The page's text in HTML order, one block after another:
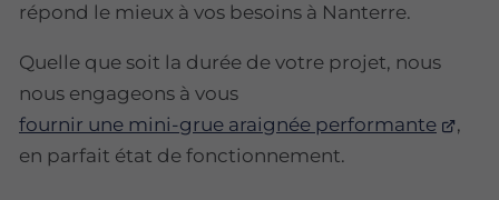
répond le mieux à vos besoins à Nanterre.
Quelle que soit la durée de votre projet, nous
nous engageons à vous
fournir une mini-grue araignée performante
,
en parfait état de fonctionnement.